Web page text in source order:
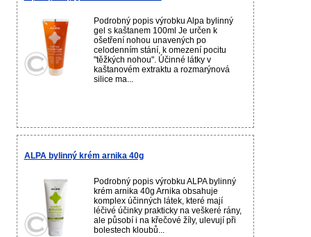
Podrobný popis výrobku Alpa bylinný
gel s kaštanem 100ml Je určen k
ošetření nohou unavených po
celodenním stání, k omezení pocitu
"těžkých nohou". Účinné látky v
kaštanovém extraktu a rozmarýnová
silice ma...
ALPA bylinný krém arnika 40g
Podrobný popis výrobku ALPA bylinný
krém arnika 40g Arnika obsahuje
komplex účinných látek, které mají
léčivé účinky prakticky na veškeré rány,
ale působí i na křečové žíly, ulevují při
bolestech kloubů...